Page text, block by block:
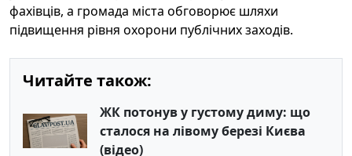
фахівців, а громада міста обговорює шляхи
підвищення рівня охорони публічних заходів.
Читайте також:
ЖК потонув у густому диму: що
сталося на лівому березі Києва
(відео)